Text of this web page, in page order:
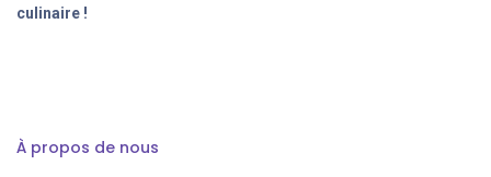
culinaire !
À propos de nous